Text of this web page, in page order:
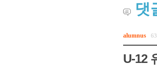
댓
alumnus
U-12